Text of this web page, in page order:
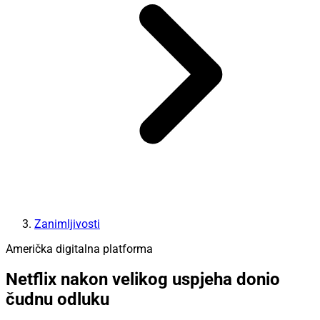
Zanimljivosti
Američka digitalna platforma
Netflix nakon velikog uspjeha donio
čudnu odluku